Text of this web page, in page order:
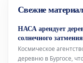
Свежие
НАСА арендует
солнечного затмения
Космическое
деревню в Бургосе,